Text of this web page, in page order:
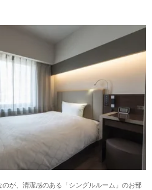
が、清潔感のある「シングルルーム」のお部